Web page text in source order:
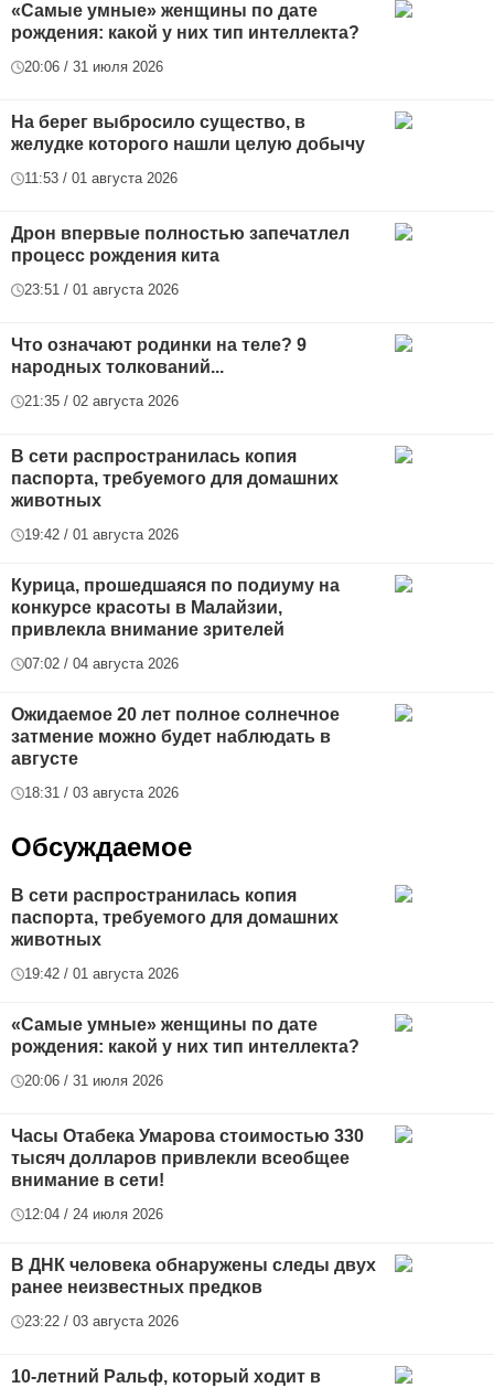
«Самые умные» женщины по дате
рождения: какой у них тип интеллекта?
20:06 / 31 июля 2026
На берег выбросило существо, в
желудке которого нашли целую добычу
11:53 / 01 августа 2026
Дрон впервые полностью запечатлел
процесс рождения кита
23:51 / 01 августа 2026
Что означают родинки на теле? 9
народных толкований...
21:35 / 02 августа 2026
В сети распространилась копия
паспорта, требуемого для домашних
животных
19:42 / 01 августа 2026
Курица, прошедшаяся по подиуму на
конкурсе красоты в Малайзии,
привлекла внимание зрителей
07:02 / 04 августа 2026
Ожидаемое 20 лет полное солнечное
затмение можно будет наблюдать в
августе
18:31 / 03 августа 2026
Обсуждаемое
В сети распространилась копия
паспорта, требуемого для домашних
животных
19:42 / 01 августа 2026
«Самые умные» женщины по дате
рождения: какой у них тип интеллекта?
20:06 / 31 июля 2026
Часы Отабека Умарова стоимостью 330
тысяч долларов привлекли всеобщее
внимание в сети!
12:04 / 24 июля 2026
В ДНК человека обнаружены следы двух
ранее неизвестных предков
23:22 / 03 августа 2026
10-летний Ральф, который ходит в